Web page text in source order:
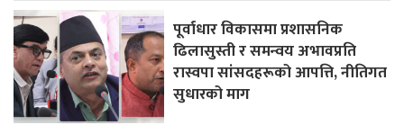
पूर्वाधार विकासमा प्रशासनिक
ढिलासुस्ती र समन्वय अभावप्रति
रास्वपा सांसदहरूको आपत्ति, नीतिगत
सुधारको माग